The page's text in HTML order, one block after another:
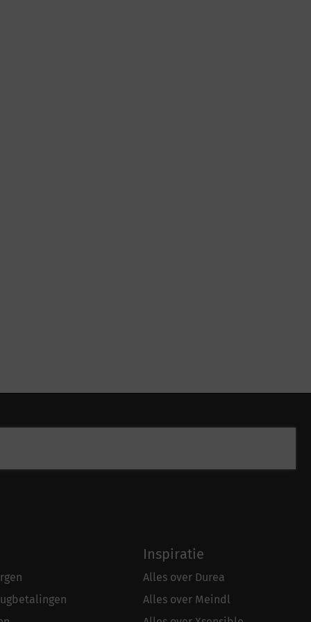
Inspiratie
Alles over Durea
Alles over Meindl